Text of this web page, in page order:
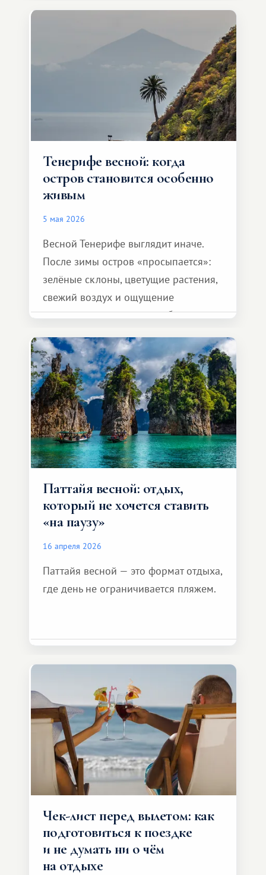
Тенерифе весной: когда
остров становится особенно
живым
5 мая 2026
Весной Тенерифе выглядит иначе.
После зимы остров «просыпается»:
зелёные склоны, цветущие растения,
свежий воздух и ощущение
спокойствия, которого не бывает,
Паттайя весной: отдых,
который не хочется ставить
«на паузу»
16 апреля 2026
Паттайя весной — это формат отдыха,
где день не ограничивается пляжем.
Чек-лист перед вылетом: как
подготовиться к поездке
и не думать ни о чём
на отдыхе